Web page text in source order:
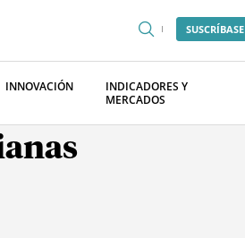
SUSCRÍBASE
INNOVACIÓN
INDICADORES Y
MERCADOS